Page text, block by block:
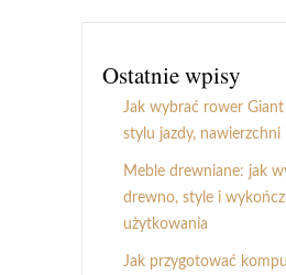
Ostatnie wpisy
Jak wybrać rower
stylu jazdy, nawierzchni
Meble drewniane: jak
drewno, style i
użytkowania
Jak przygotować